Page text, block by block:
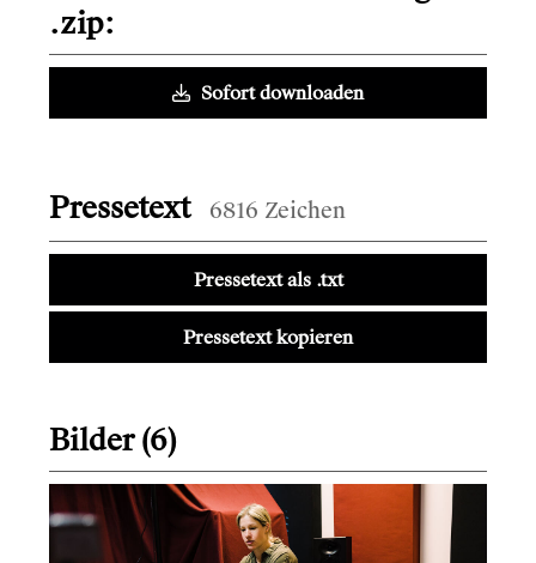
.zip:
Sofort downloaden
Pressetext 6816 Zeichen
Pressetext als .txt
Pressetext kopieren
Bilder (6)